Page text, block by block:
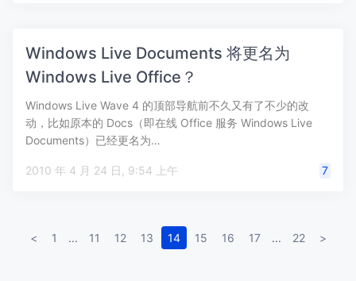
Windows Live Documents 将更名为
Windows Live Office？
Windows Live Wave 4 的顶部导航前不久又有了不少的改
动，比如原本的 Docs（即在线 Office 服务 Windows Live
Documents）已经更名为…
2010 年 4 月 24 日, 9:54 上午 7
< 1 ... 11 12 13 14 15 16 17 ... 22 >